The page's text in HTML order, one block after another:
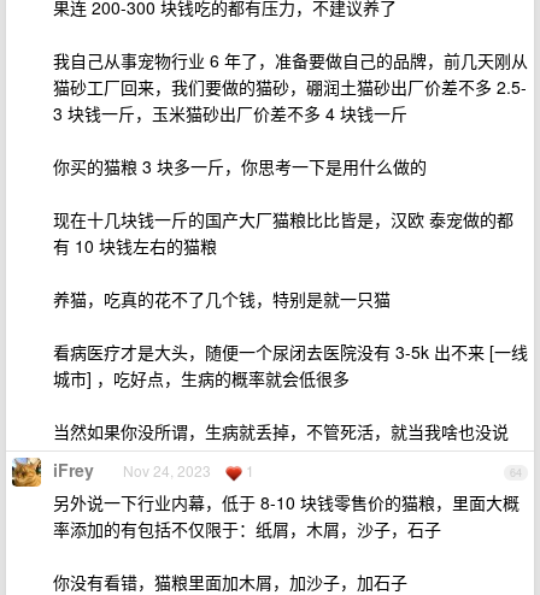
果连 200-300 块钱吃的都有压力，不建议养了
我自己从事宠物行业 6 年了，准备要做自己的品牌，前几天刚从
猫砂工厂回来，我们要做的猫砂，硼润土猫砂出厂价差不多 2.5-
3 块钱一斤，玉米猫砂出厂价差不多 4 块钱一斤
你买的猫粮 3 块多一斤，你思考一下是用什么做的
现在十几块钱一斤的国产大厂猫粮比比皆是，汉欧 泰宠做的都
有 10 块钱左右的猫粮
养猫，吃真的花不了几个钱，特别是就一只猫
看病医疗才是大头，随便一个尿闭去医院没有 3-5k 出不来 [一线
城市] ，吃好点，生病的概率就会低很多
当然如果你没所谓，生病就丢掉，不管死活，就当我啥也没说
64
iFrey Nov 24, 2023 1
另外说一下行业内幕，低于 8-10 块钱零售价的猫粮，里面大概
率添加的有包括不仅限于：纸屑，木屑，沙子，石子
你没有看错，猫粮里面加木屑，加沙子，加石子